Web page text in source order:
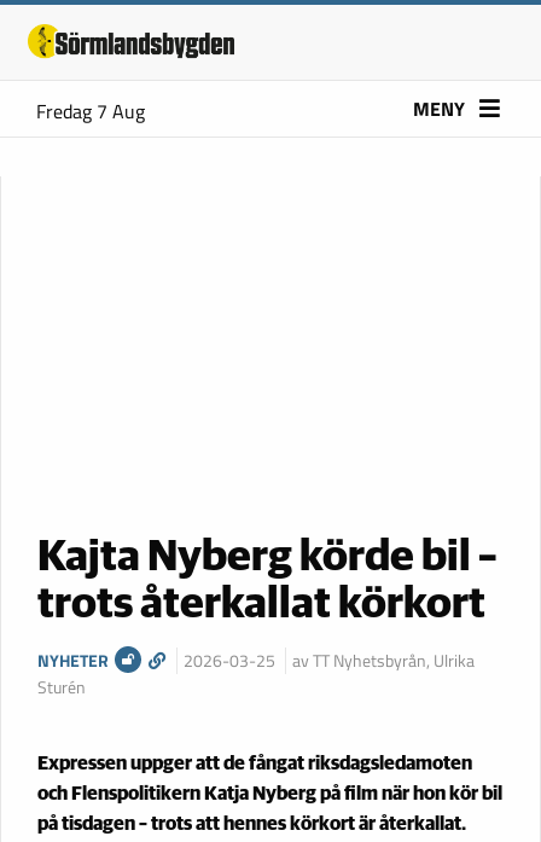
Fredag 7 Aug MENY
Kajta Nyberg körde bil –
trots återkallat körkort
NYHETER 2026-03-25
av TT Nyhetsbyrån, Ulrika
Sturén
Expressen uppger att de fångat riksdagsledamoten
och Flenspolitikern Katja Nyberg på film när hon kör bil
på tisdagen – trots att hennes körkort är återkallat.